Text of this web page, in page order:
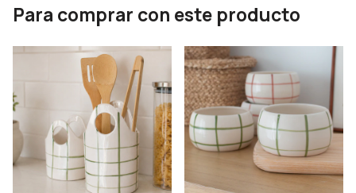
Para comprar con este producto